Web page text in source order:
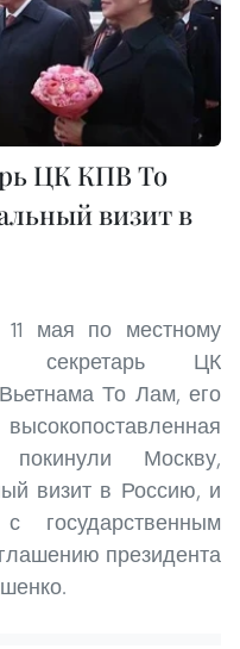
ЦК КПВ То
визит в
мая по местному
секретарь ЦК
То Лам, его
покинули Москву,
визит в Россию, и
президента